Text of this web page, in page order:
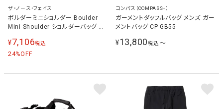
ザ・ノース・フェイス
ボルダーミニショルダー Boulder
Mini Shoulder ショルダーバッグ ブ
¥7,106税込
24%OFF
コンパス（COMPASS+）
ガーメントダッフルバッグ メンズ ガー
メントバッグ CP-GB55
¥13,800税込 〜